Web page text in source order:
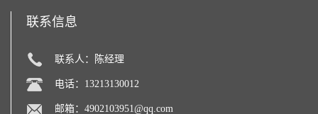
联系信息
联系人：陈经理
电话：13213130012
邮箱： 4902103951@qq.com